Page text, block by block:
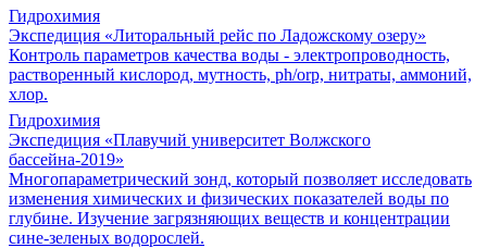
Гидрохимия
Экспедиция «Литоральный рейс по Ладожскому озеру»
Контроль параметров качества воды - электропроводность,
растворенный кислород, мутность, ph/orp, нитраты, аммоний,
хлор.
Гидрохимия
Экспедиция «Плавучий университет Волжского
бассейна-2019»
Многопараметрический зонд, который позволяет исследовать
изменения химических и физических показателей воды по
глубине. Изучение загрязняющих веществ и концентрации
сине-зеленых водорослей.